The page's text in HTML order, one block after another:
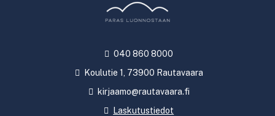
040 860 8000
Koulutie 1, 73900 Rautavaara
kirjaamo@rautavaara.fi
Laskutustiedot